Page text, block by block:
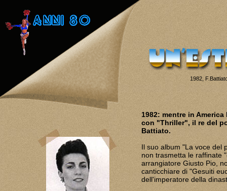
1982,
1982: mentre in
con "Thriller", il re del
Battiato.
Il suo album "La voce del
non trasmetta le raffinate
arrangiatore Giusto Pio,
canticchiare di "Gesuiti
dell'imperatore della